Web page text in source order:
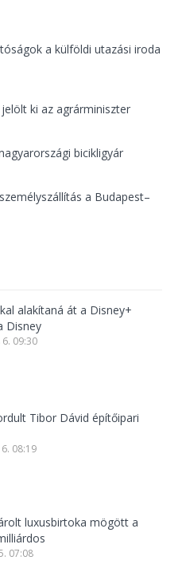
a külföldi utazási iroda
ki az agrárminiszter
bicikligyár
a Budapest–
alakítaná át a Disney+
Disney
09:30
Tibor Dávid építőipari
08:19
luxusbirtoka mögött a
07:08